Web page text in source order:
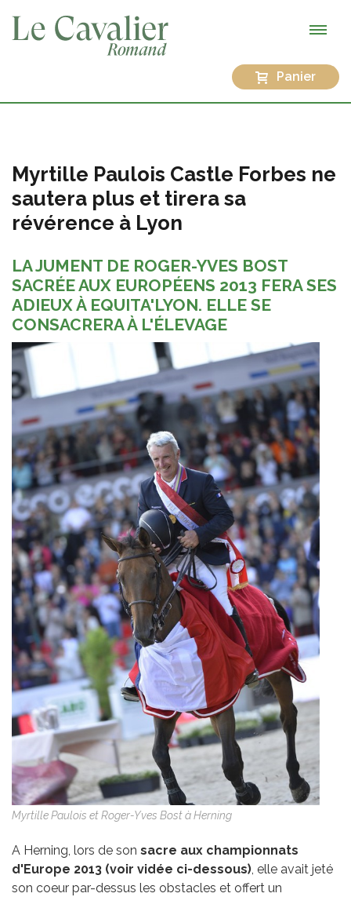
Panier
Myrtille Paulois Castle Forbes ne
sautera plus et tirera sa
révérence à Lyon
LA JUMENT DE ROGER-YVES BOST
SACRÉE AUX EUROPÉENS 2013 FERA SES
ADIEUX À EQUITA'LYON. ELLE SE
CONSACRERA À L'ÉLEVAGE
Myrtille Paulois et Roger-Yves Bost à Herning
A Herning, lors de son sacre aux championnats
d'Europe 2013 (voir vidée ci-dessous), elle avait jeté
son coeur par-dessus les obstacles et offert un